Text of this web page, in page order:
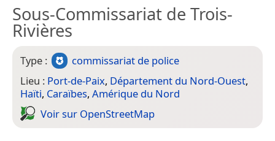
Sous-Commissariat de Trois-
Rivières
Type :
commissariat de police
Lieu : Port-de-Paix, Département du Nord-Ouest,
Haïti, Caraïbes, Amérique du Nord
Voir sur Open­Street­Map